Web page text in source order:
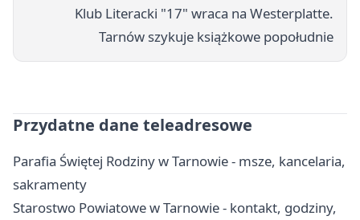
Klub Literacki "17" wraca na Westerplatte.
Tarnów szykuje książkowe popołudnie
Przydatne dane teleadresowe
Parafia Świętej Rodziny w Tarnowie - msze, kancelaria,
sakramenty
Starostwo Powiatowe w Tarnowie - kontakt, godziny,